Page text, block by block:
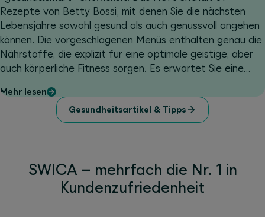
Rezepte von Betty Bossi, mit denen Sie die nächsten
Lebensjahre sowohl gesund als auch genussvoll angehen
können. Die vorgeschlagenen Menüs enthalten genau die
Nährstoffe, die explizit für eine optimale geistige, aber
auch körperliche Fitness sorgen. Es erwartet Sie eine
Wissenswertes zum Alterungsprozess.
Mehr lesen
Gesundheitsartikel & Tipps
SWICA – mehrfach die Nr. 1 in
Kundenzufriedenheit